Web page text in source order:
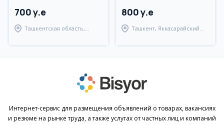
700 y.e
Ташкентская область,
800 y.e
Ташкент, Яккасарайский
Интернет-сервис для размещения объявлений о товарах, вакансиях
и резюме на рынке труда, а также услугах от частных лиц и компаний